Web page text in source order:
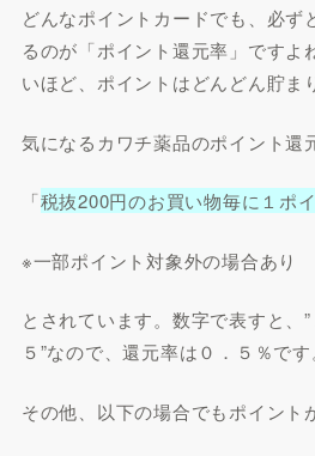
どんなポイントカードでも、必ず
るのが「ポイント還元率」ですよ
いほど、ポイントはどんどん貯ま
気になるカワチ薬品のポイント還
「税抜200円のお買い物毎に１ポ
※一部ポイント対象外の場合あり
とされています。数字で表すと、
５”なので、還元率は０．５％です
その他、以下の場合でもポイント